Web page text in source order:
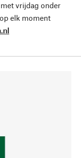
vrijdag onder
elk moment